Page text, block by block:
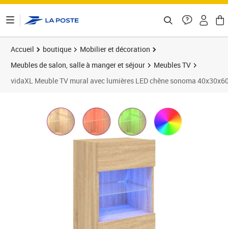
Accueil boutique
Mobilier et décoration
Meubles de salon, salle à manger et séjour
Meubles TV
vidaXL Meuble TV mural avec lumières LED chêne sonoma